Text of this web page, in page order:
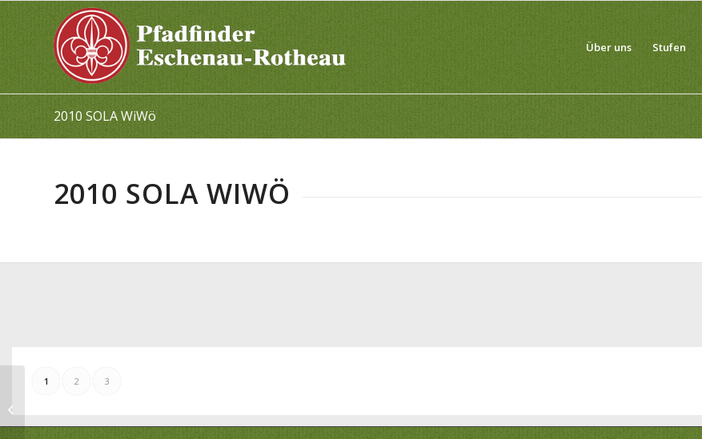
Über uns Stufen
2010 SOLA WiWö
2010 SOLA WIWÖ
1 2 3